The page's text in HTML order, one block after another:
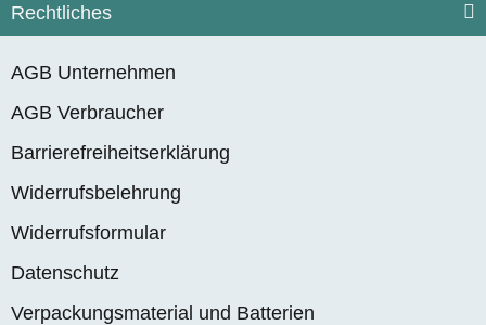
Rechtliches
AGB Unternehmen
AGB Verbraucher
Barrierefreiheitserklärung
Widerrufsbelehrung
Widerrufsformular
Datenschutz
Verpackungsmaterial und Batterien